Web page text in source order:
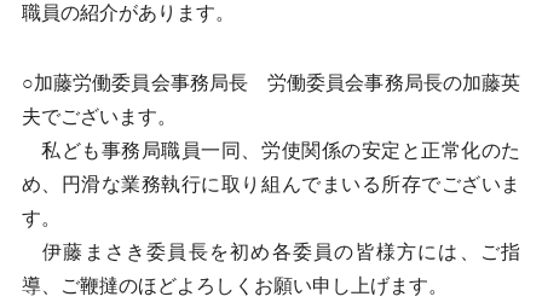
職員の紹介があります。
○加藤労働委員会事務局長 労働委員会事務局長の加藤英
夫でございます。
私ども事務局職員一同、労使関係の安定と正常化のた
め、円滑な業務執行に取り組んでまいる所存でございま
す。
伊藤まさき委員長を初め各委員の皆様方には、ご指
導、ご鞭撻のほどよろしくお願い申し上げます。